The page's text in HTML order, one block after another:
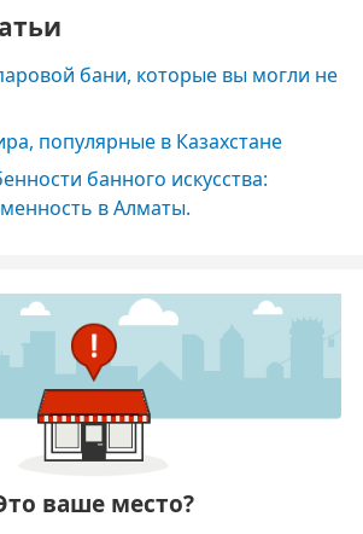
бани, которые вы могли не
популярные в Казахстане
банного искусства:
в Алматы.
ваше место?